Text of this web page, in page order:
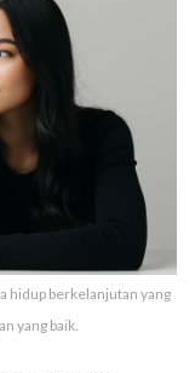
hidup berkelanjutan yang
yang baik.